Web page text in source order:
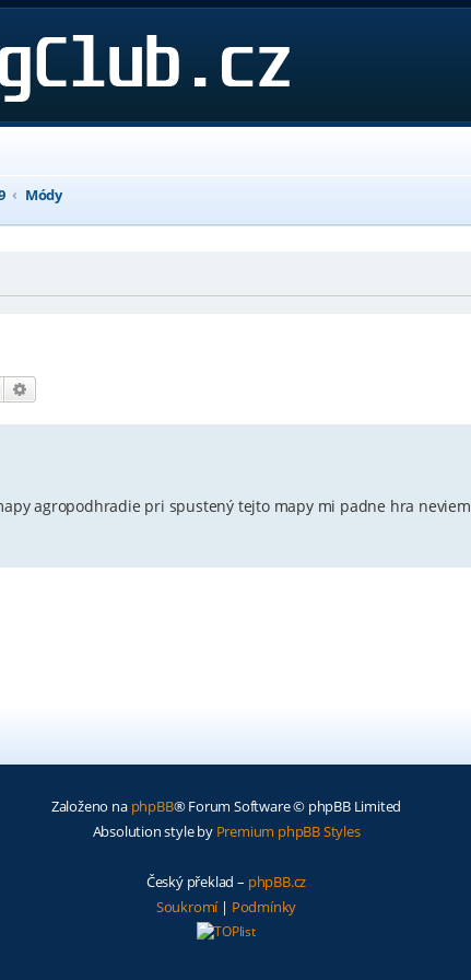
Módy
Hledat
agropodhradie pri spustený tejto mapy mi padne hra
Založeno na phpBB® Forum Software © phpBB Limited
Absolution style by Premium phpBB Styles
Český překlad – phpBB.cz
Soukromí| Podmínky